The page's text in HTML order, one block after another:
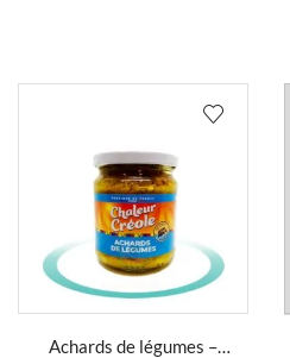
-
170g
Achards de légumes –